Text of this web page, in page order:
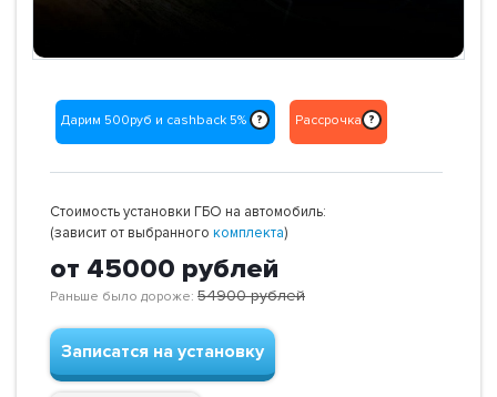
Дарим 500руб и cashback 5% ? Рассрочка ?
Стоимость установки ГБО на автомобиль:
(зависит от выбранного комплекта)
от 45000 рублей
Раньше было дороже: 54900рублей
Записатся на установку